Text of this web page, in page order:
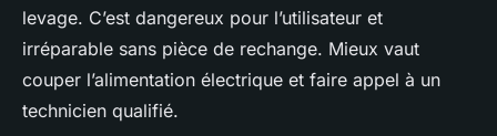
levage. C’est dangereux pour l’utilisateur et
irréparable sans pièce de rechange. Mieux vaut
couper l’alimentation électrique et faire appel à un
technicien qualifié.